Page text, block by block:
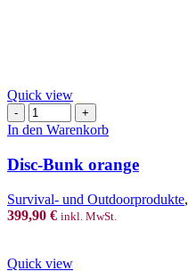
Quick view
Disc-
Bunk
Menge
In den Warenkorb
Disc-Bunk orange
Survival- und Outdoorprodukte,
399,90 € inkl. MwSt.
Quick view